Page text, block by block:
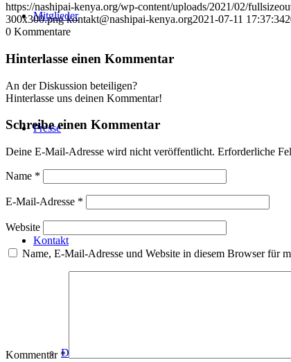
Mitglieder
Presse
Kontakt
Datenschutz
https://nashipai-kenya.org/wp-content/uploads/2021/02/
300x300.png kontakt@nashipai-kenya.org2021-07-11 17:37:34
0 Kommentare
Hinterlasse einen Kommentar
An der Diskussion beteiligen?
Hinterlasse uns deinen Kommentar!
Schreibe einen Kommentar
Deine E-Mail-Adresse wird nicht veröffentlicht. Erforderliche
Name *
E-Mail-Adresse *
Website
Name, E-Mail-Adresse und Website in diesem Browser für
Kommentar *